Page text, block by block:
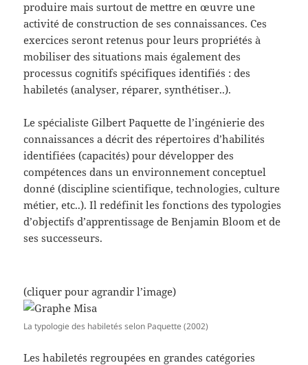
produire mais surtout de mettre en œuvre une
activité de construction de ses connaissances. Ces
exercices seront retenus pour leurs propriétés à
mobiliser des situations mais également des
processus cognitifs spécifiques identifiés : des
habiletés (analyser, réparer, synthétiser..).
Le spécialiste Gilbert Paquette de l’ingénierie des
connaissances a décrit des répertoires d’habilités
identifiées (capacités) pour développer des
compétences dans un environnement conceptuel
donné (discipline scientifique, technologies, culture
métier, etc..). Il redéfinit les fonctions des typologies
d’objectifs d’apprentissage de Benjamin Bloom et de
ses successeurs.
(cliquer pour agrandir l’image)
La typologie des habiletés selon Paquette (2002)
Les habiletés regroupées en grandes catégories